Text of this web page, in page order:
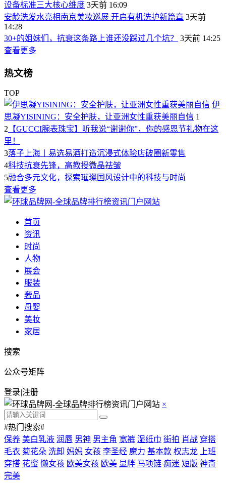
设备标准三大核心维度 3天前 16:09
安龄洗发水亮相南京美妆巡展 开启有机洗护新篇章 3天前
14:28
30+的姐妹们，抗衰这条路上谁还没踩过几个坑？
3天前 14:25
查看更多
热文榜
TOP
伊
思凝YISINING：安全护肤，让亚洲女性重获美丽自信 1
2 【GUCCI腕表珠宝】听我说“谢谢你”，你的感恩节礼物在这
里！
3落子上海丨易选易酒打造沉浸式体验店破圈新零售
4科技抗衰先锋，高教授微晶祛皱
5融合多元文化，探索璀璨国风设计中的科技与时尚
查看更多
首页
资讯
时尚
人物
展会
服装
奢品
母婴
美妆
家居
搜索
公众号矩阵
登录|注册
×
#热门搜索#
保养 美白乳液 润唇 男神 男主角 宽裤 湿纸巾 街拍 肖战 穿搭
毛衣 菊花朵 洗卸 妈妈 女孩 李圣经 魔力 基本款 权志龙
上班
穿搭 花蜜 懒女孩 欧美女孩 欧美 显胖 马项链 痴迷 短版 神奇
完美